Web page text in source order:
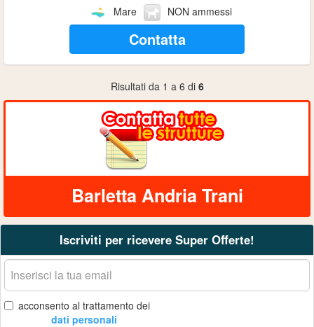
Mare
NON ammessi
Contatta
Risultati da 1 a 6 di 6
Barletta Andria Trani
Iscriviti per ricevere Super Offerte!
La
tua
email
acconsento al trattamento dei
dati personali